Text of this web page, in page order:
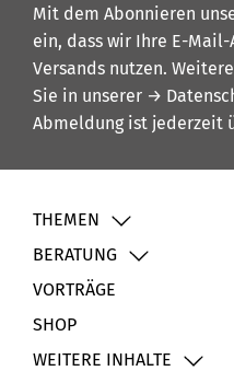
Mit dem Abonnieren
ein, dass wir Ihre E-Mail-
Versands nutzen.
Sie in unserer →
Abmeldung ist jederzeit
THEMEN
BERATUNG
VORTRÄGE
SHOP
WEITERE INHALTE